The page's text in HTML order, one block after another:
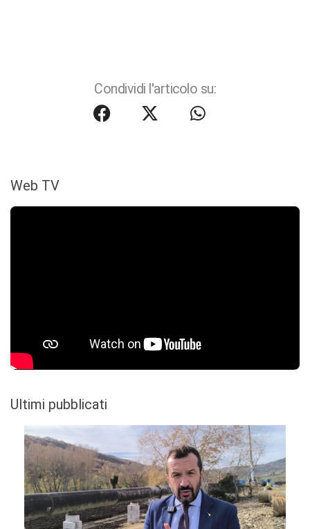
Condividi l'articolo su:
Web TV
Ultimi pubblicati